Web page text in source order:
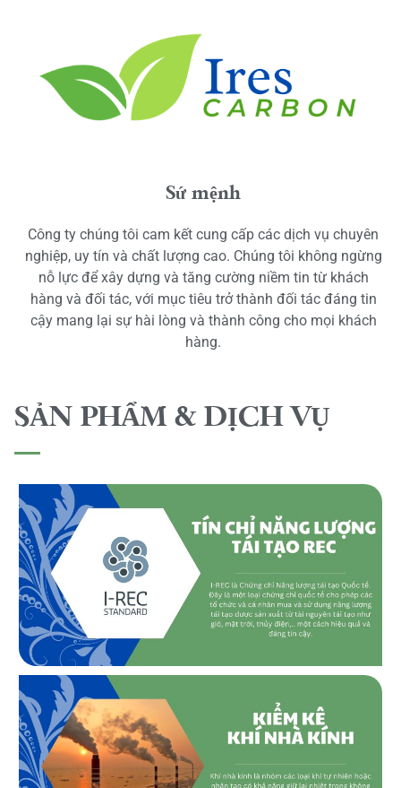
Sứ mệnh
Công ty chúng tôi cam kết cung cấp các dịch vụ chuyên
nghiệp, uy tín và chất lượng cao. Chúng tôi không ngừng
nỗ lực để xây dựng và tăng cường niềm tin từ khách
hàng và đối tác, với mục tiêu trở thành đối tác đáng tin
cậy mang lại sự hài lòng và thành công cho mọi khách
hàng.
SẢN PHẨM & DỊCH VỤ